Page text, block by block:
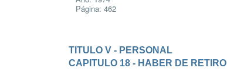
Página: 462
TITULO V - PERSONAL
CAPITULO 18 - HABER DE RETIRO